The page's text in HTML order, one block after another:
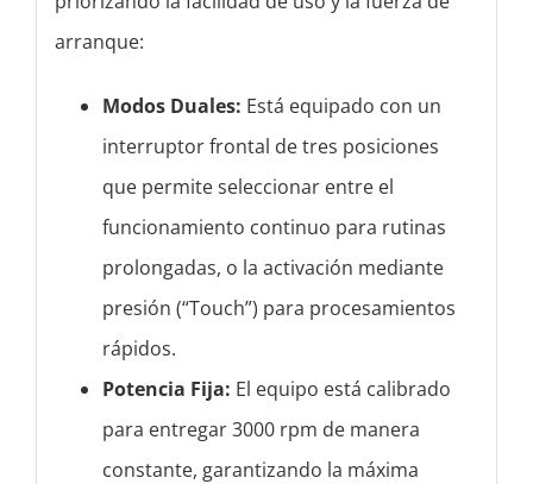
arranque:
Modos Duales: Está equipado con un
interruptor frontal de tres posiciones
que permite seleccionar entre el
funcionamiento continuo para rutinas
prolongadas, o la activación mediante
presión (“Touch”) para procesamientos
rápidos.
Potencia Fija: El equipo está calibrado
para entregar 3000 rpm de manera
constante, garantizando la máxima